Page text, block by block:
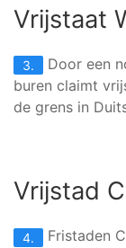
Vrijstaat
3.
Door een
buren claimt
de grens in
Vrijstad
4. Fristaden